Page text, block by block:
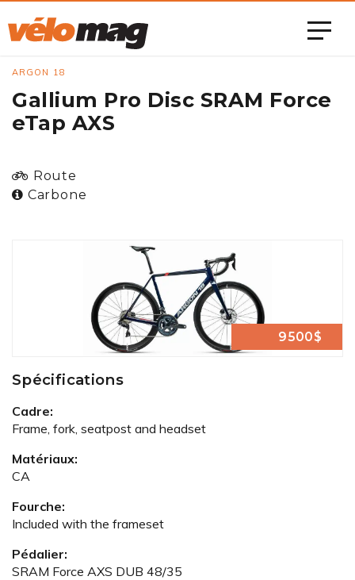
ARGON 18
Gallium Pro Disc SRAM Force
eTap AXS
Route
Carbone
9500$
Spécifications
Cadre:
Frame, fork, seatpost and headset
Matériaux:
CA
Fourche:
Included with the frameset
Pédalier:
SRAM Force AXS DUB 48/35